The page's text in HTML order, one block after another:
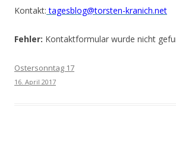
Kontakt: tagesblog@torsten-kranich.net
Fehler: Kontaktformular wurde nicht
Ostersonntag 17
16. April 2017